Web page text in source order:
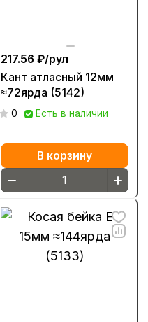
217.56 ₽/рул
Кант атласный 12мм
≈72ярда (5142)
0 Есть в наличии
В корзину